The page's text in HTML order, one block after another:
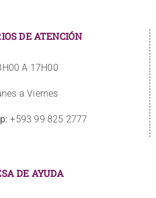
DE ATENCIÓN
A 17H00
a Viernes
+593 99 825 2777
DE AYUDA